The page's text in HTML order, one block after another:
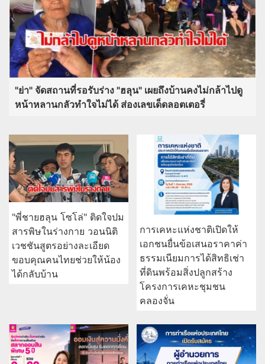
"พี่ชายฮลุน โซโล่" ติดใจปม
สารพิษในร่างกาย วอนนิติ
ได้กลับบ้าน
การเคหะแห่งชาติเปิดให้
ที่ดินพร้อมสิ่งปลูกสร้าง
โครงการเคหะชุมชน
คลองจั่น
“สลากออมสินพิเศษ 5 ปี”
ได้ลุ้นรางวัลเดือนละ 2 รอบ
ชูดอกเบี้ย 1.52% ต่อปี
กทท. เปิดรับสมัครผอ.การ
ท่าเรือฯ คนใหม่